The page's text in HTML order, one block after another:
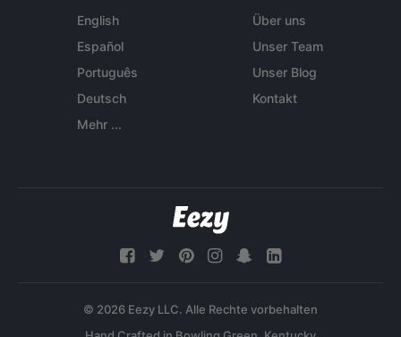
English
Español
Português
Deutsch
Mehr ...
Über uns
Unser Team
Unser Blog
Kontakt
© 2026 Eezy LLC. Alle Rechte vorbehalten